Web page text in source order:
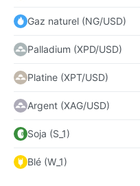
Gaz naturel (NG/USD)
Palladium (XPD/USD)
Platine (XPT/USD)
Argent (XAG/USD)
Soja (S_1)
Blé (W_1)